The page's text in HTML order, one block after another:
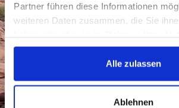
Partner führen diese Informationen
weiteren Daten zusammen, die Sie
gesammelt haben.
Alle zulassen
Ablehnen